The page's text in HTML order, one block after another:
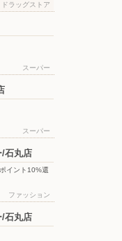
ドラッグストア
スーパー
スーパー
/石丸店
イント10%還
ファッション
/石丸店